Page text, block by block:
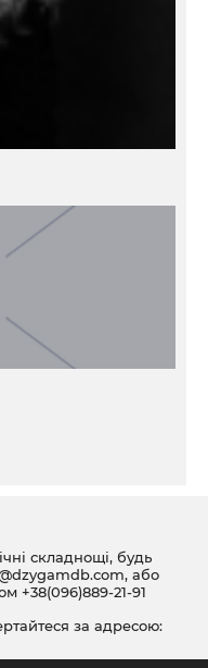
складнощі, будь
, або
+38(096)889-21-91
за адресою: